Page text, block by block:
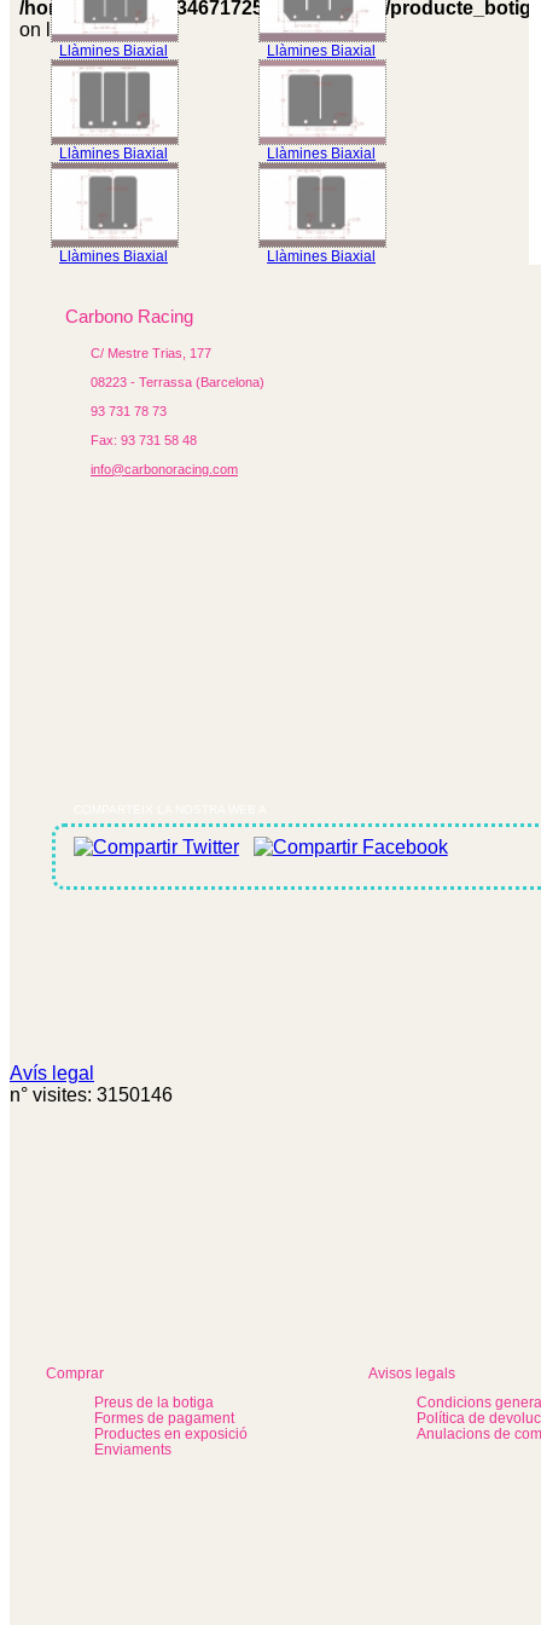
/homepages/0/d334671725/htdocs/web3/
on line605
Llàmines Biaxial Llàmines Biaxial
Llàmines Biaxial Llàmines Biaxial
Llàmines Biaxial Llàmines Biaxial
Carbono Racing
C/ Mestre Trias, 177
08223 - Terrassa (Barcelona)
93 731 78 73
Fax: 93 731 58 48
info@carbonoracing.com
Avís legal
n° visites: 3150146
Comprar
Preus de la botiga
Formes de pagament
Productes en exposició
Enviaments
Avisos legals
Condicions
Política de
Anulacions de